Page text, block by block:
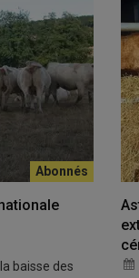
jusqu'au
Leybros.
à Ayrens dans le
techniques à tirer de l’
baisse des